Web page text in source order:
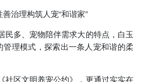
善治理构筑人宠“和谐家”
民多、宠物陪伴需求大的特点，白玉
管理模式，探索出一条人宠和谐的柔
社区文明养宠公约》，更通过实实在